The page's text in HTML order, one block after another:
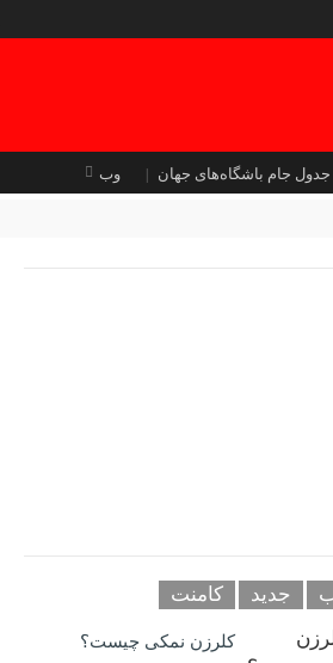
جدول جام باشگاه‌های جهان وب
جدید کامنت
کلرزن نمکی چیست؟